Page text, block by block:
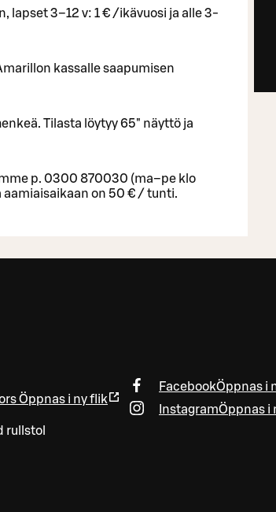
lapset 3–12 v: 1 € /ikävuosi ja alle 3-
kassalle saapumisen
Tilasta löytyy 65" näyttö ja
p. 0300 870030 (ma–pe klo
on 50 € / tunti.
Öppnas i ny flik
rullstol
FacebookÖppnas i
InstagramÖppnas i